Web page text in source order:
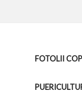
FOTOLII